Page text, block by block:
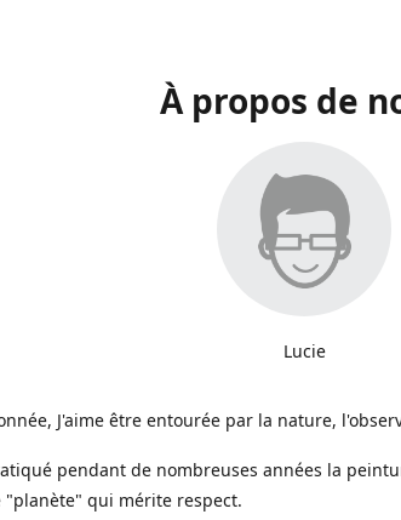
À propos de
Lucie
J'aime être entourée par la nature,
pendant de nombreuses années la
"planète" qui mérite respect.